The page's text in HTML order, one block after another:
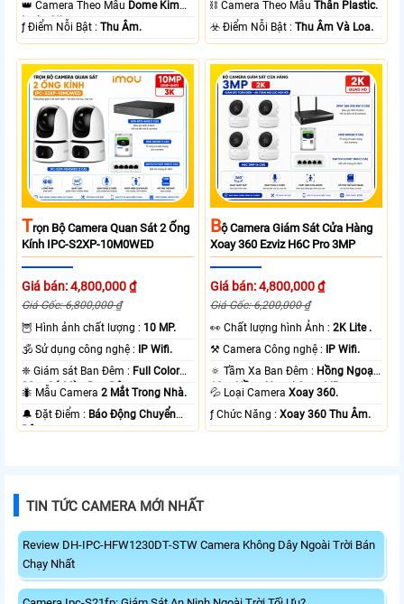
👑 Camera Theo Mẫu Dome Kim
loại + Nhựa.
️ƒ Điểm Nỗi Bật :Thu Âm.
⛓ Camera Theo MẫuThân Plastic.
️☣️ Điểm Nỗi Bật :Thu Âm Và Loa.
TRọn Bộ Camera Quan Sát 2 Ống
Kính IPC-S2XP-10M0WED
Giá bán: 4,800,000 ₫
Giá Gốc: 6,800,000 ₫
🦉 Hình ảnh chất lượng : 10 MP.
🕉️ Sử dụng công nghệ : IP Wifi.
❈ Giám sát Ban Đêm : Full Color
20m Có Màu Ban Ðêm.
🐜 Mẫu Camera2 Mắt Trong Nhà.
️🔔 Đặt Điểm : Báo Động Chuyển
Động.
BỘ Camera Giám Sát Cửa Hàng
Xoay 360 Ezviz H6C Pro 3MP
Giá bán: 4,800,000 ₫
Giá Gốc: 6,200,000 ₫
️👀 Chất lượng hình Ảnh :2K Lite .
⚒ Camera Công nghệ : IP Wifi.
🔅 Tầm Xa Ban Đêm : Hồng Ngoại
10m Hồng Ngoại Smart IR.
💦 Loại CameraXoay 360.
️ƒ Chức Năng :Xoay 360 Thu Âm.
TIN TỨC CAMERA MỚI NHẤT
Review DH-IPC-HFW1230DT-STW Camera Không Dây Ngoài Trời Bán
Chạy Nhất